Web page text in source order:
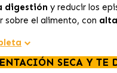
digestión y reducir los
sobre el alimento, con
SECA Y TE